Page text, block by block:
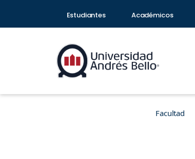
Estudiantes Académicos
Facultad